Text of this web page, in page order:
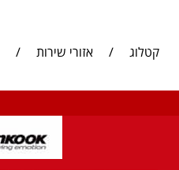
קטלוג / אזורי שירות /